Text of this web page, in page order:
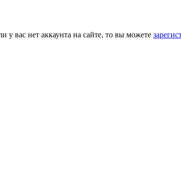
у вас нет аккаунта на сайте, то вы можете